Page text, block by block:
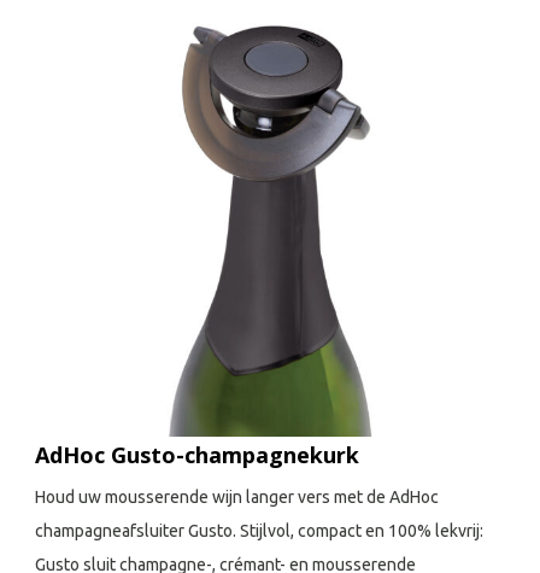
AdHoc Gusto-champagnekurk
Houd uw mousserende wijn langer vers met de AdHoc
champagneafsluiter Gusto. Stijlvol, compact en 100% lekvrij:
Gusto sluit champagne-, crémant- en mousserende